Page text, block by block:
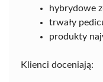
hybrydowe
trwały
produkty
Klienci doceniają: